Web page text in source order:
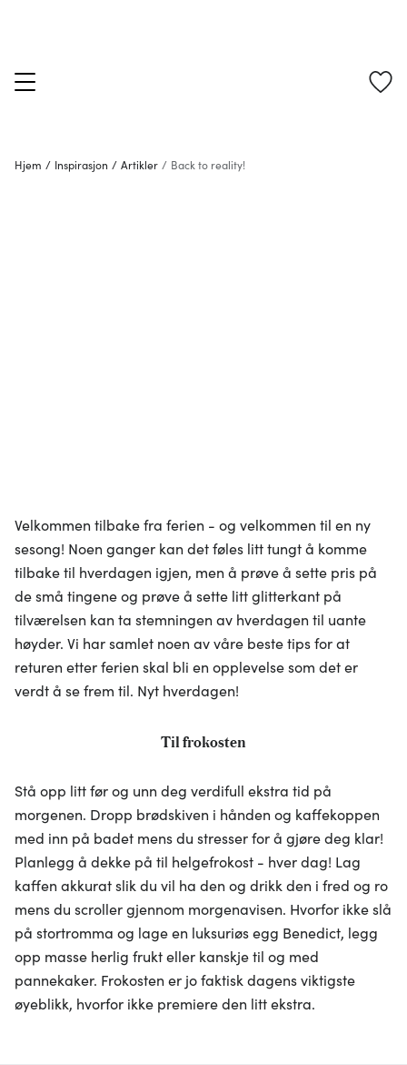
Hjem / Inspirasjon / Artikler / Back to reality!
Velkommen tilbake fra ferien - og velkommen til en ny
sesong! Noen ganger kan det føles litt tungt å komme
tilbake til hverdagen igjen, men å prøve å sette pris på
de små tingene og prøve å sette litt glitterkant på
tilværelsen kan ta stemningen av hverdagen til uante
høyder. Vi har samlet noen av våre beste tips for at
returen etter ferien skal bli en opplevelse som det er
verdt å se frem til. Nyt hverdagen!
Til frokosten
Stå opp litt før og unn deg verdifull ekstra tid på
morgenen. Dropp brødskiven i hånden og kaffekoppen
med inn på badet mens du stresser for å gjøre deg klar!
Planlegg å dekke på til helgefrokost - hver dag! Lag
kaffen akkurat slik du vil ha den og drikk den i fred og ro
mens du scroller gjennom morgenavisen. Hvorfor ikke slå
på stortromma og lage en luksuriøs egg Benedict, legg
opp masse herlig frukt eller kanskje til og med
pannekaker. Frokosten er jo faktisk dagens viktigste
øyeblikk, hvorfor ikke premiere den litt ekstra.